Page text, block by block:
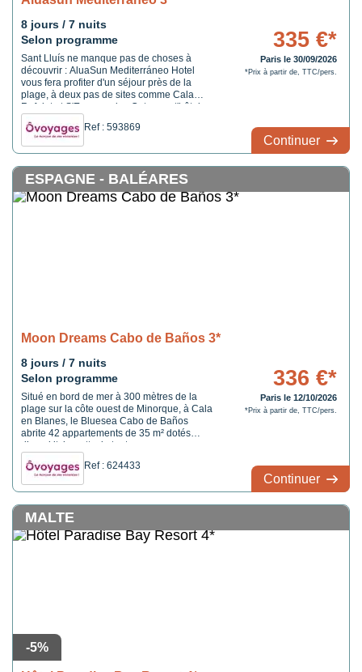
8 jours / 7 nuits
Selon programme
Sant Lluís ne manque pas de choses à
découvrir : AluaSun Mediterráneo Hotel
vous fera profiter d'un séjour près de la
plage, à deux pas de sites comme Cala
Rafalet et S'Espenyador. Cet appart'hôtel se
trouve à 12,3 km de Port de Mahón et à 29,8
km de Plage de Son Bou.
Ref : 593869
335 €*
Paris le 30/09/2026
*Prix à partir de, TTC/pers.
Continuer
ESPAGNE - BALÉARES
Moon Dreams Cabo de Baños 3*
8 jours / 7 nuits
Selon programme
Situé en bord de mer à 300 mètres de la
plage sur la côte ouest de Minorque, à Cala
en Blanes, le Bluesea Cabo de Baños
abrite 42 appartements de 35 m² dotés
d’une kitchenette, le tout avec une vue sur
la mer. On apprécie aussi ses deux piscines
extérieures et sa terrasse solarium
agrémentée d’un jacuzzi extérieur.
Ref : 624433
336 €*
Paris le 12/10/2026
*Prix à partir de, TTC/pers.
Continuer
-5%
MALTE